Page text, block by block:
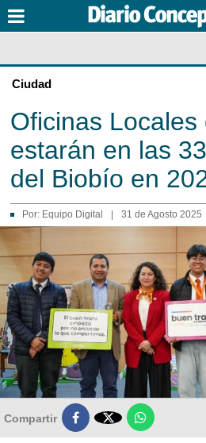
Ciudad
Oficinas Locales
estarán en las
del Biobío en
Por: Equipo Digital 31 de Agosto 2025
Compartir 